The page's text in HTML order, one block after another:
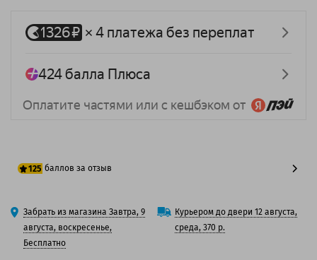
125 баллов за отзыв
100 баллов
125 баллов
Забрать из магазина Завтра, 9
августа, воскресенье,
Бесплатно
Курьером до двери 12 августа,
среда, 370 р.